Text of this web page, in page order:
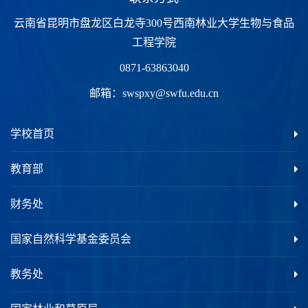
云南省昆明市盘龙区白龙寺300号西南林业大学生物与食品
工程学院
0871-63863040
邮箱： swspxy@swfu.edu.cn
学校首页
教育部
财务处
国家自然科学基金委员会
教务处